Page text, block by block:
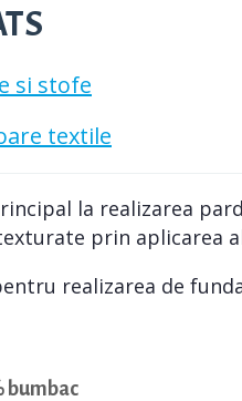
si stofe
textile
la realizarea
prin aplicarea
realizarea de
bumbac